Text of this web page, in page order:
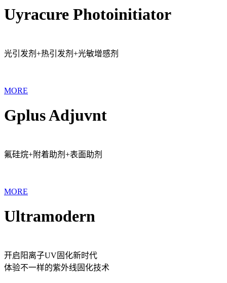
Uyracure Photoinitiator
光引发剂+热引发剂+光敏增感剂
MORE
Gplus Adjuvnt
氟硅烷+附着助剂+表面助剂
MORE
Ultramodern
开启阳离子UV固化新时代
体验不一样的紫外线固化技术